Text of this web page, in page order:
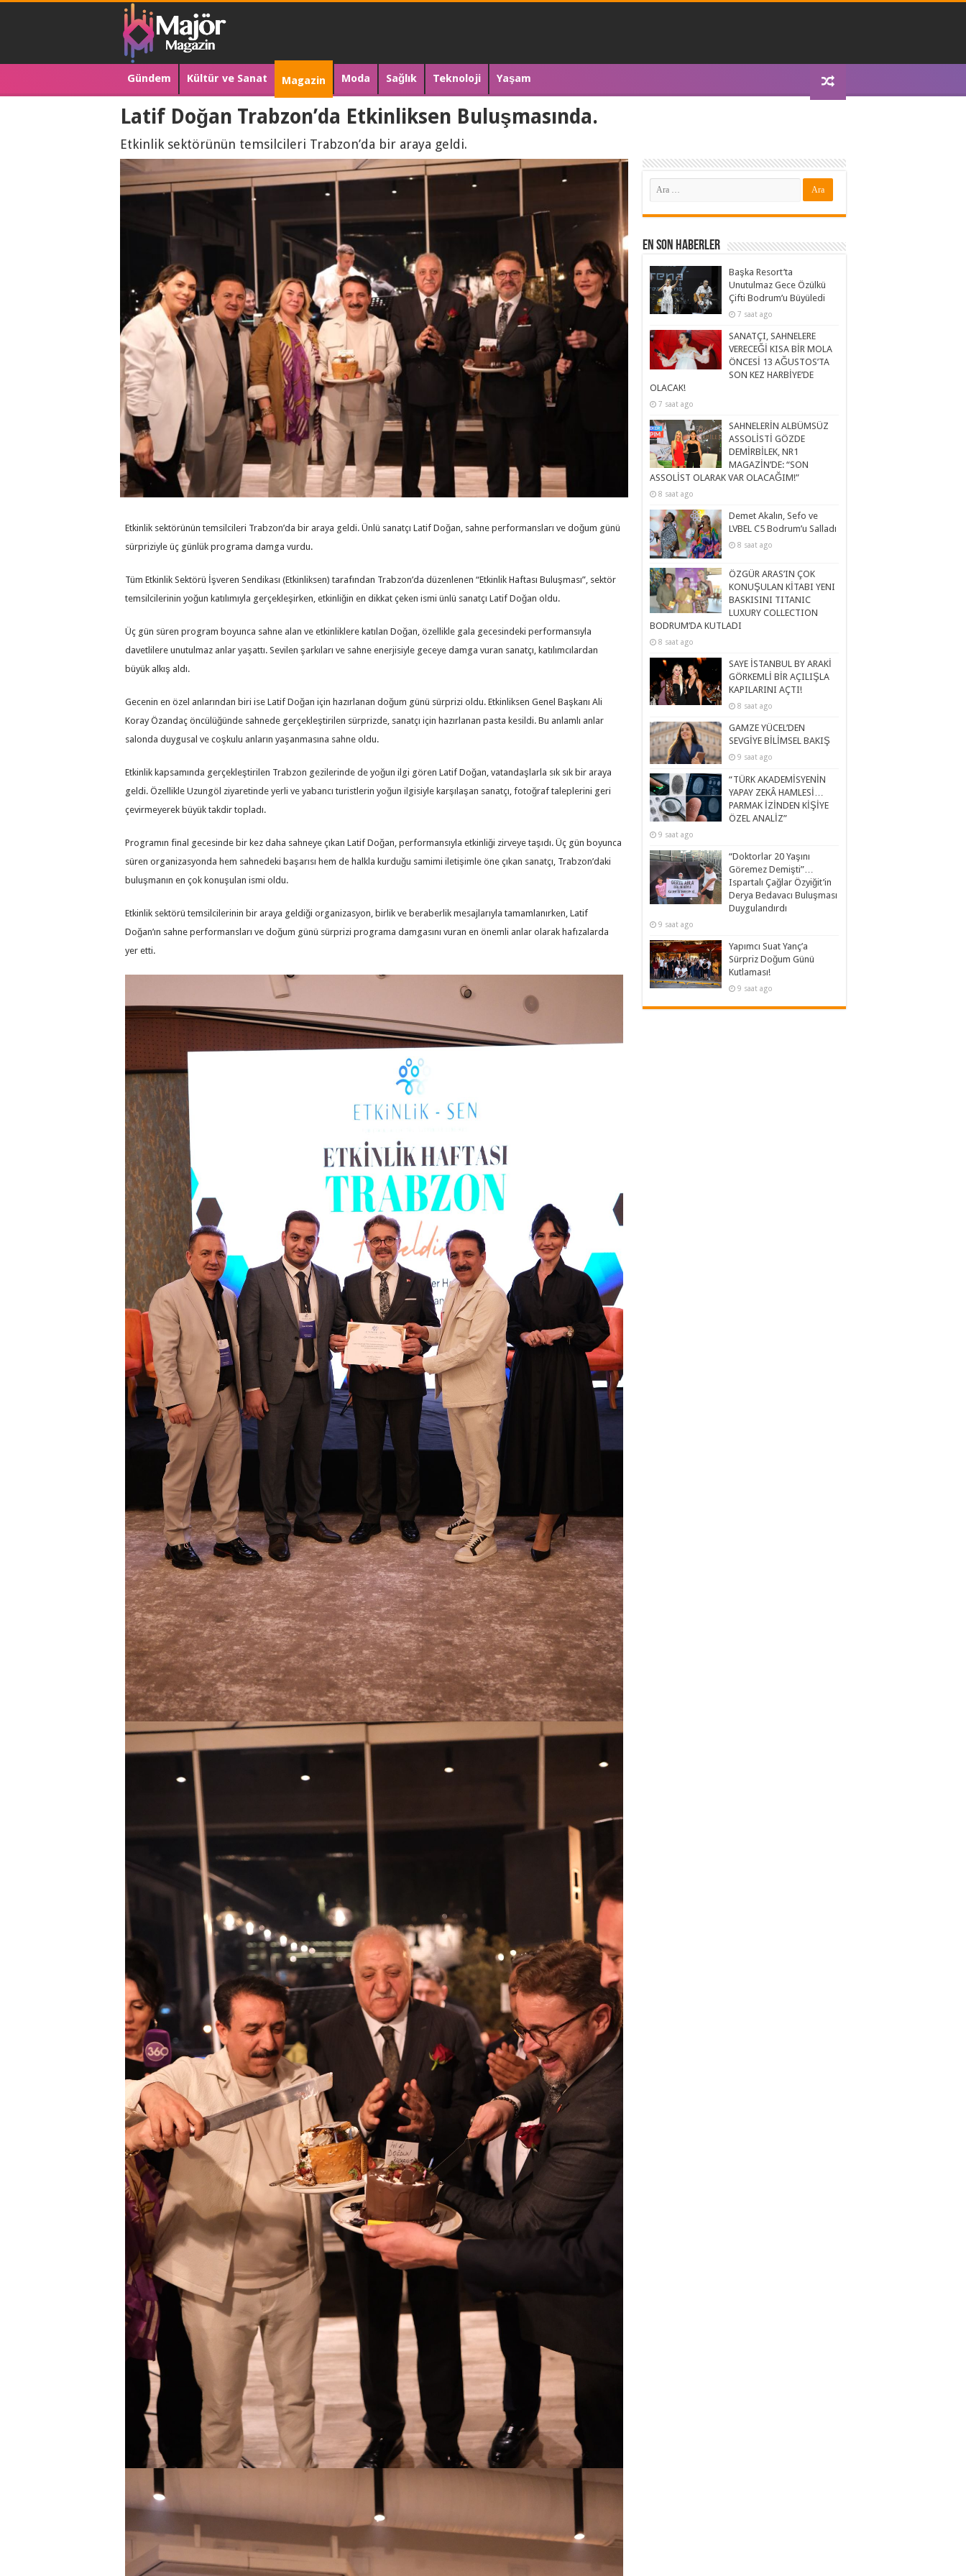
Gündem Kültür ve Sanat Magazin Moda Sağlık Teknoloji Yaşam
Latif Doğan Trabzon’da Etkinliksen Buluşmasında.
Etkinlik sektörünün temsilcileri Trabzon’da bir araya geldi.
Etkinlik sektörünün temsilcileri Trabzon’da bir araya geldi. Ünlü sanatçı Latif Doğan, sahne performansları ve doğum günü
sürpriziyle üç günlük programa damga vurdu.
Tüm Etkinlik Sektörü İşveren Sendikası (Etkinliksen) tarafından Trabzon’da düzenlenen “Etkinlik Haftası Buluşması”, sektör
temsilcilerinin yoğun katılımıyla gerçekleşirken, etkinliğin en dikkat çeken ismi ünlü sanatçı Latif Doğan oldu.
Üç gün süren program boyunca sahne alan ve etkinliklere katılan Doğan, özellikle gala gecesindeki performansıyla
davetlilere unutulmaz anlar yaşattı. Sevilen şarkıları ve sahne enerjisiyle geceye damga vuran sanatçı, katılımcılardan
büyük alkış aldı.
Gecenin en özel anlarından biri ise Latif Doğan için hazırlanan doğum günü sürprizi oldu. Etkinliksen Genel Başkanı Ali
Koray Özandaç öncülüğünde sahnede gerçekleştirilen sürprizde, sanatçı için hazırlanan pasta kesildi. Bu anlamlı anlar
salonda duygusal ve coşkulu anların yaşanmasına sahne oldu.
Etkinlik kapsamında gerçekleştirilen Trabzon gezilerinde de yoğun ilgi gören Latif Doğan, vatandaşlarla sık sık bir araya
geldi. Özellikle Uzungöl ziyaretinde yerli ve yabancı turistlerin yoğun ilgisiyle karşılaşan sanatçı, fotoğraf taleplerini geri
çevirmeyerek büyük takdir topladı.
Programın final gecesinde bir kez daha sahneye çıkan Latif Doğan, performansıyla etkinliği zirveye taşıdı. Üç gün boyunca
süren organizasyonda hem sahnedeki başarısı hem de halkla kurduğu samimi iletişimle öne çıkan sanatçı, Trabzon’daki
buluşmanın en çok konuşulan ismi oldu.
Etkinlik sektörü temsilcilerinin bir araya geldiği organizasyon, birlik ve beraberlik mesajlarıyla tamamlanırken, Latif
Doğan’ın sahne performansları ve doğum günü sürprizi programa damgasını vuran en önemli anlar olarak hafızalarda
yer etti.
En Son Haberler
Başka Resort’ta
Unutulmaz Gece Özülkü
Çifti Bodrum’u Büyüledi
7 saat ago
SANATÇI, SAHNELERE
VERECEĞİ KISA BİR MOLA
ÖNCESİ 13 AĞUSTOS’TA
SON KEZ HARBİYE’DE
OLACAK!
7 saat ago
SAHNELERİN ALBÜMSÜZ
ASSOLİSTİ GÖZDE
DEMİRBİLEK, NR1
MAGAZİN’DE: “SON
ASSOLİST OLARAK VAR OLACAĞIM!”
8 saat ago
Demet Akalın, Sefo ve
LVBEL C5 Bodrum’u Salladı
8 saat ago
ÖZGÜR ARAS’IN ÇOK
KONUŞULAN KİTABI YENI
BASKISINI TITANIC
LUXURY COLLECTION
BODRUM’DA KUTLADI
8 saat ago
SAYE İSTANBUL BY ARAKİ
GÖRKEMLİ BİR AÇILIŞLA
KAPILARINI AÇTI!
8 saat ago
GAMZE YÜCEL’DEN
SEVGİYE BİLİMSEL BAKIŞ
9 saat ago
“TÜRK AKADEMİSYENİN
YAPAY ZEKÂ HAMLESİ…
PARMAK İZİNDEN KİŞİYE
ÖZEL ANALİZ”
9 saat ago
“Doktorlar 20 Yaşını
Göremez Demişti”…
Ispartalı Çağlar Özyiğit’in
Derya Bedavacı Buluşması
Duygulandırdı
9 saat ago
Yapımcı Suat Yanç’a
Sürpriz Doğum Günü
Kutlaması!
9 saat ago